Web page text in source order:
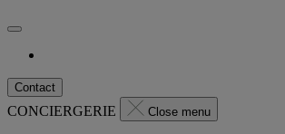
Contact
CONCIERGERIE Close menu